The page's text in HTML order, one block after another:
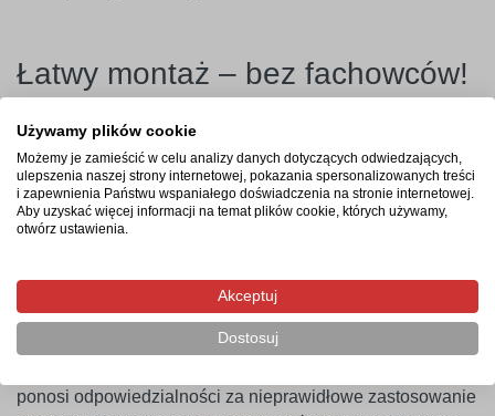
Łatwy montaż – bez fachowców!
wiedzy. Wystarczy usunąć papier podkładowy, przenieść
naklejkę na wybraną powierzchnię, a następnie zdjąć folię
transportową – i gotowe. Aby uzyskać najlepszy efekt,
zaleca się użycie naklejki w ciągu 14 dni od zakupu.
niepylących powierzchni. W przypadku ścian pokrytych
farbami o wysokiej zawartości lateksu (np. ceramicznymi,
plamoodpornymi) zalecamy wcześniejsze
ponosi odpowiedzialności za nieprawidłowe zastosowanie
Używamy plików cookie
Możemy je zamieścić w celu analizy danych dotyczących odwiedzających,
ulepszenia naszej strony internetowej, pokazania spersonalizowanych treści
i zapewnienia Państwu wspaniałego doświadczenia na stronie internetowej.
Aby uzyskać więcej informacji na temat plików cookie, których używamy,
otwórz ustawienia.
Akceptuj
Dostosuj